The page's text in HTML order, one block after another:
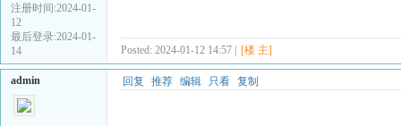
注册时间:2024-01-
12
最后登录:2024-01-
14
Posted: 2024-01-12 14:57 | [楼 主]
admin 回复 推荐 编辑 只看 复制